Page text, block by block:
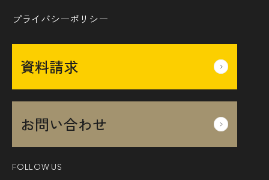
プライバシーポリシー
資料請求
お問い合わせ
FOLLOW US